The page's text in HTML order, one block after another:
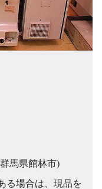
馬県館林市)
る場合は、現品を